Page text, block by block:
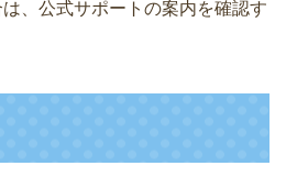
、公式サポートの案内を確認す